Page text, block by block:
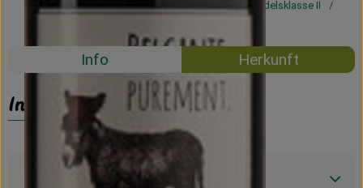
#57712 5,79 €/ 1l 5,79 €/ l 19% MwSt
Handelsklasse II
Info Herkunft
Info
Produktinformationen